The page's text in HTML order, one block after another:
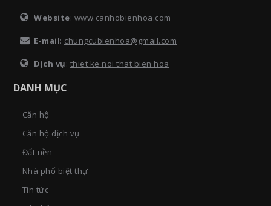
Website: www.canhobienhoa.com
E-mail: chungcubienhoa@gmail.com
Dịch vụ: thiet ke noi that bien hoa
DANH MỤC
Căn hộ
Căn hộ dịch vụ
Đất nền
Nhà phố biệt thự
Tin tức